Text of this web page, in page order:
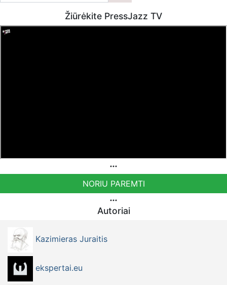
Žiūrėkite PressJazz TV
NORIU PAREMTI
Autoriai
Kazimieras Juraitis
ekspertai.eu